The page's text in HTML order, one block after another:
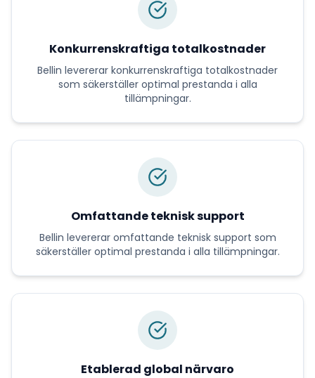
Konkurrenskraftiga totalkostnader
Bellin levererar konkurrenskraftiga totalkostnader
som säkerställer optimal prestanda i alla
tillämpningar.
Omfattande teknisk support
Bellin levererar omfattande teknisk support som
säkerställer optimal prestanda i alla tillämpningar.
Etablerad global närvaro